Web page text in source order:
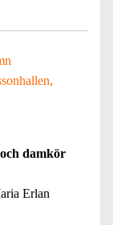
damkör
Erlan